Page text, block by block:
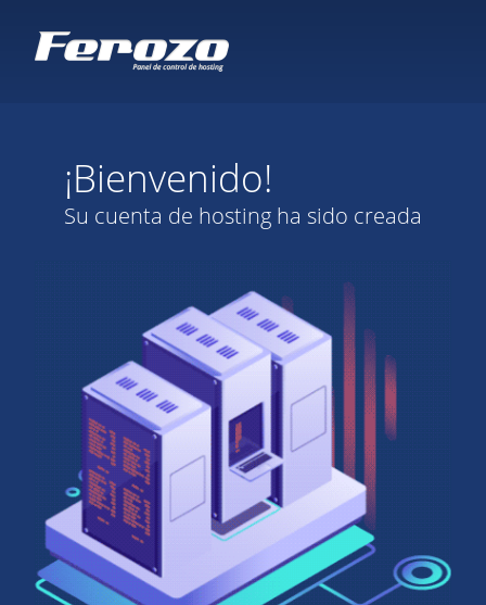
¡Bienvenido!
Su cuenta de hosting ha sido creada